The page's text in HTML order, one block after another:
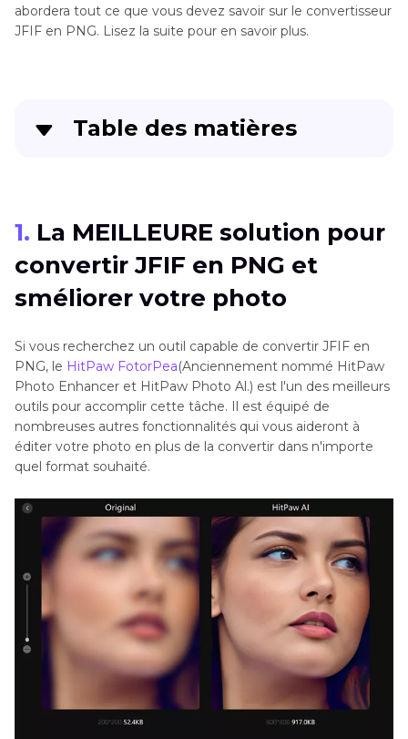
abordera tout ce que vous devez savoir sur le convertisseur
JFIF en PNG. Lisez la suite pour en savoir plus.
Table des matières
2. Instantané mais pas rapide et sûr - Top 5 des
convertisseurs JFIF en PNG
Conclusion
1. La MEILLEURE solution pour
convertir JFIF en PNG et
sméliorer votre photo
Si vous recherchez un outil capable de convertir JFIF en
PNG, le HitPaw FotorPea(Anciennement nommé HitPaw
Photo Enhancer et HitPaw Photo Al.) est l'un des meilleurs
outils pour accomplir cette tâche. Il est équipé de
nombreuses autres fonctionnalités qui vous aideront à
éditer votre photo en plus de la convertir dans n'importe
quel format souhaité.